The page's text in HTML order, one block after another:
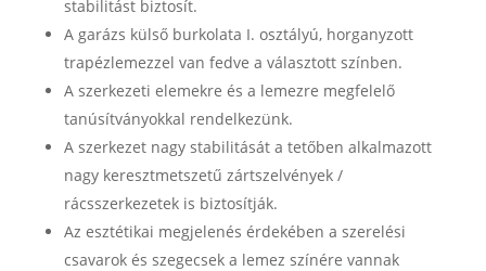
stabilitást biztosít.
A garázs külső burkolata I. osztályú, horganyzott
trapézlemezzel van fedve a választott színben.
A szerkezeti elemekre és a lemezre megfelelő
tanúsítványokkal rendelkezünk.
A szerkezet nagy stabilitását a tetőben alkalmazott
nagy keresztmetszetű zártszelvények /
rácsszerkezetek is biztosítják.
Az esztétikai megjelenés érdekében a szerelési
csavarok és szegecsek a lemez színére vannak